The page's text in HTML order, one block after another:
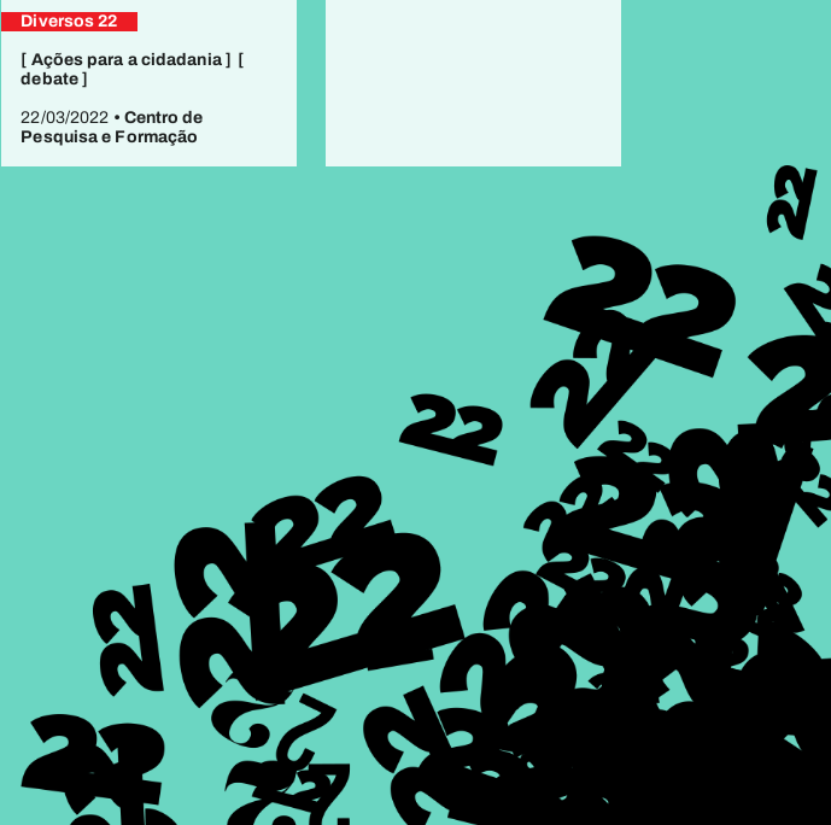
Diversos 22
[ Ações para a cidadania ]
[
debate ]
22/03/2022 • Centro de
Pesquisa e Formação